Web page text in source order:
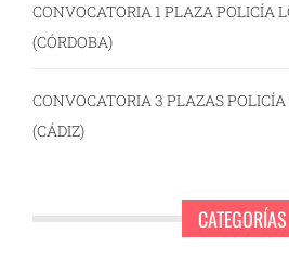
CONVOCATORIA 1 PLAZA POLICÍA
(CÓRDOBA)
CONVOCATORIA 3 PLAZAS
(CÁDIZ)
CATEGORÍAS